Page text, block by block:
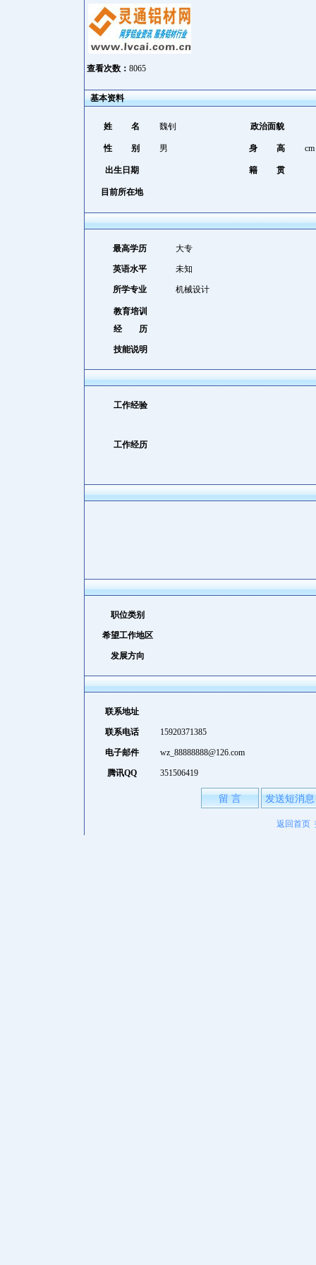
查看次数： 8065
基本资料
姓 名 魏钊 政治面貌
性 别 男 身 高 cm
出生日期 籍 贯
目前所在地
最高学历 大专
英语水平 未知
所学专业 机械设计
教育培训
经 历
技能说明
工作经验
工作经历
职位类别
希望工作地区
发展方向
联系地址
联系电话 15920371385
电子邮件 wz_88888888@126.com
腾讯QQ 351506419
留 言 发送短消息
返回首页